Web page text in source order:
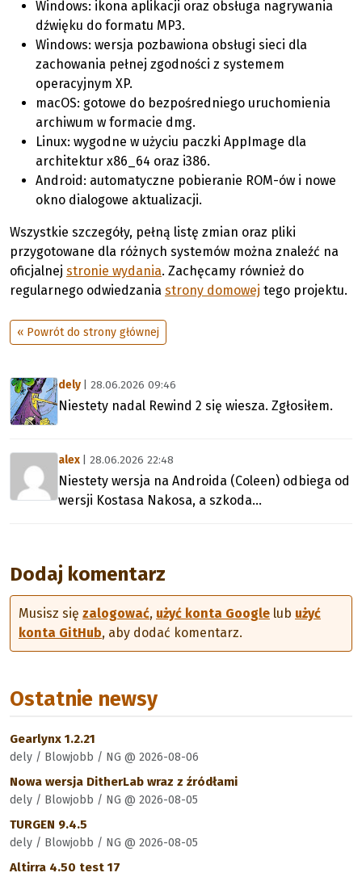
Windows: ikona aplikacji oraz obsługa nagrywania
dźwięku do formatu MP3.
Windows: wersja pozbawiona obsługi sieci dla
zachowania pełnej zgodności z systemem
operacyjnym XP.
macOS: gotowe do bezpośredniego uruchomienia
archiwum w formacie dmg.
Linux: wygodne w użyciu paczki AppImage dla
architektur x86_64 oraz i386.
Android: automatyczne pobieranie ROM-ów i nowe
okno dialogowe aktualizacji.
Wszystkie szczegóły, pełną listę zmian oraz pliki
przygotowane dla różnych systemów można znaleźć na
oficjalnej stronie wydania. Zachęcamy również do
regularnego odwiedzania strony domowej tego projektu.
« Powrót do strony głównej
dely | 28.06.2026 09:46
Niestety nadal Rewind 2 się wiesza. Zgłosiłem.
alex | 28.06.2026 22:48
Niestety wersja na Androida (Coleen) odbiega od
wersji Kostasa Nakosa, a szkoda...
Dodaj komentarz
Musisz się zalogować, użyć konta Google lub użyć
konta GitHub, aby dodać komentarz.
Ostatnie newsy
Gearlynx 1.2.21
dely / Blowjobb / NG @ 2026-08-06
Nowa wersja DitherLab wraz z źródłami
dely / Blowjobb / NG @ 2026-08-05
TURGEN 9.4.5
dely / Blowjobb / NG @ 2026-08-05
Altirra 4.50 test 17